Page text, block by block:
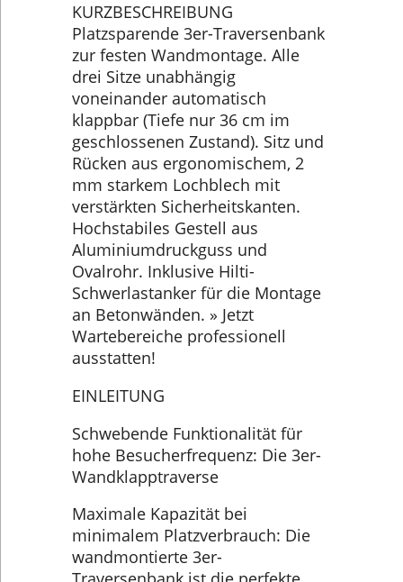
KURZBESCHREIBUNG
Platzsparende 3er-Traversenbank
zur festen Wandmontage. Alle
drei Sitze unabhängig
voneinander automatisch
klappbar (Tiefe nur 36 cm im
geschlossenen Zustand). Sitz und
Rücken aus ergonomischem, 2
mm starkem Lochblech mit
verstärkten Sicherheitskanten.
Hochstabiles Gestell aus
Aluminiumdruckguss und
Ovalrohr. Inklusive Hilti-
Schwerlastanker für die Montage
an Betonwänden. » Jetzt
Wartebereiche professionell
ausstatten!
EINLEITUNG
Schwebende Funktionalität für
hohe Besucherfrequenz: Die 3er-
Wandklapptraverse
Maximale Kapazität bei
minimalem Platzverbrauch: Die
wandmontierte 3er-